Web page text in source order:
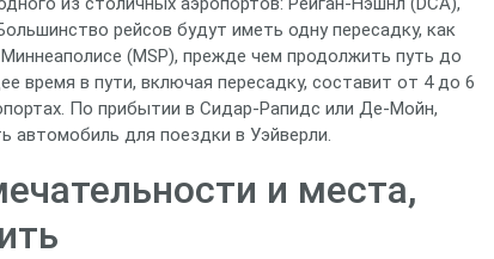
рейсов будут иметь одну пересадку, как
(MSP), прежде чем продолжить путь до
время в пути, включая пересадку, составит от 4 до 6
По прибытии в Сидар-Рапидс или Де-Мойн,
автомобиль для поездки в Уэйверли.
и места,